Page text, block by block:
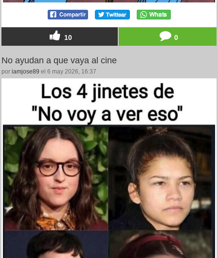
10 0
No ayudan a que vaya al cine
por iamjose89 el 6 may 2026, 16:37